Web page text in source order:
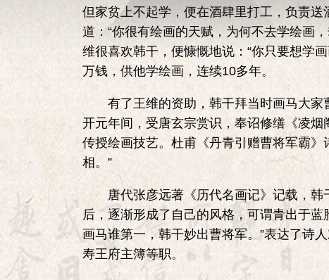
但家贫上不起学，便在酒肆里打工，负责
道：“你很有绘画的天赋，为何不去学绘画
维很喜欢韩干，便慷慨地说：“你只要想学
万钱，供他学绘画，连续10多年。
有了王维的资助，韩干拜当时画马大家
开元年间，受唐玄宗赏识，奉诏修缮《凌
传授绘画技艺。杜甫《丹青引赠曹将军霸
相。”
唐代张彦远著《历代名画记》记载，韩
后，逐渐形成了自己的风格，可谓青出于
画马谁第一，韩干妙出曹将军。”表达了诗
寿王府主簿等职。